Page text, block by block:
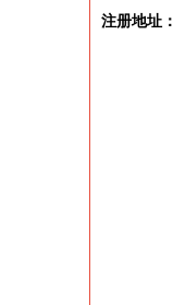
注册地址：